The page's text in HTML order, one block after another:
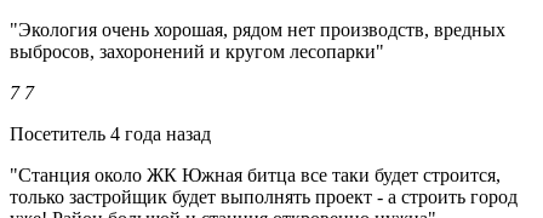
"Экология очень хорошая, рядом нет производств, вредных
выбросов, захоронений и кругом лесопарки"
7 7
Посетитель 4 года назад
"Станция около ЖК Южная битца все таки будет строится,
только застройщик будет выполнять проект - а строить город